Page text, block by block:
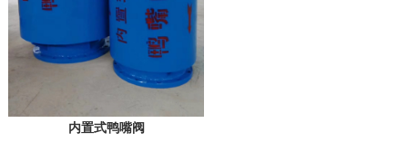
内置式鸭嘴阀